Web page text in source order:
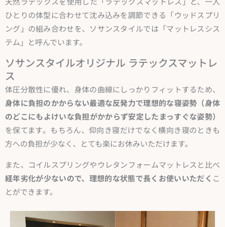
ひとりの体型に合わせて沈み込みを調節できる「ウッドスプリ
ング」の組み合わせを、ソサンスタイルでは「マットレスシス
テム」と呼んでいます。
ソサンスタイルオリジナル ラテックスマットレ
ス
体圧分散性に優れ、身体の曲線にしっかりフィットするため、
身体に負担のかからない最適な反発力で理想的な寝姿勢（身体
のどこにもよけいな負担がかからず安定したまっすぐな姿勢）
を保てます。もちろん、仰向き寝だけでなく横向き寝のときも
方への負担が少なく、とても楽にお休みいただけます。
また、コイルスプリングやウレタンフォームマットレスと比べ
経年劣化が少ないので、理想的な状態で長くお使いいただく こ
とができます。